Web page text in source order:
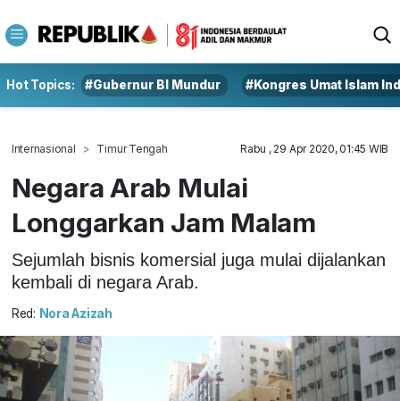
Hot Topics: #Gubernur BI Mundur #Kongres Umat Islam
Internasional Timur Tengah Rabu , 29 Apr 2020, 01:45 WIB
Negara Arab Mulai
Longgarkan Jam Malam
Sejumlah bisnis komersial juga mulai dijalankan
kembali di negara Arab.
Red: Nora Azizah